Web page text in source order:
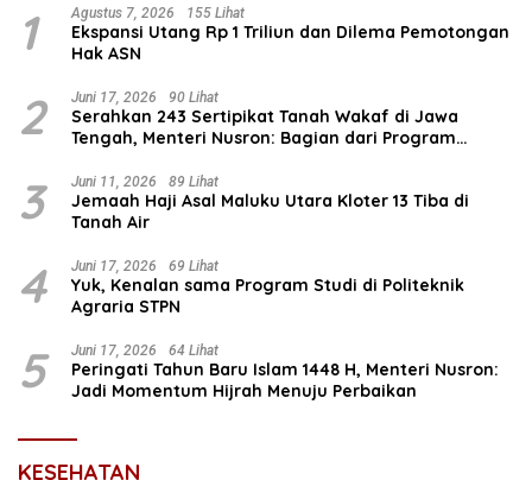
1 Agustus 7, 2026 155 Lihat
Ekspansi Utang Rp 1 Triliun dan Dilema Pemotongan
Hak ASN
2 Juni 17, 2026 90 Lihat
Serahkan 243 Sertipikat Tanah Wakaf di Jawa
Tengah, Menteri Nusron: Bagian dari Program
Umat
3 Juni 11, 2026 89 Lihat
Jemaah Haji Asal Maluku Utara Kloter 13 Tiba di
Tanah Air
4 Juni 17, 2026 69 Lihat
Yuk, Kenalan sama Program Studi di Politeknik
Agraria STPN
5 Juni 17, 2026 64 Lihat
Peringati Tahun Baru Islam 1448 H, Menteri Nusron:
Jadi Momentum Hijrah Menuju Perbaikan
KESEHATAN